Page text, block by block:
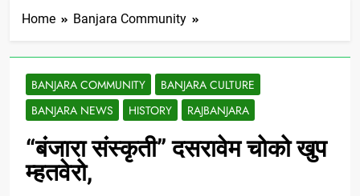
Home Banjara Community
BANJARA COMMUNITY
BANJARA CULTURE
BANJARA NEWS
HISTORY RAJBANJARA
“बंजारा संस्कृती” दसरावेम चोको खुप
म्हतवेरो,